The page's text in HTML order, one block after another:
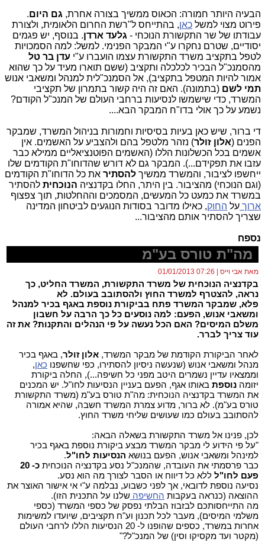
הבעיה היותר חמורה: הכאוס ממשיך בצורה אחרת, גם היום.
פירוט מצוי למשל כאן, בהתייחס ל"רשת החרום הלאומית, ולצורת
עבודתו של שר התקשורת הנוכחי - גלעד ארדן. בנוסף, יש פגמים
יסודיים, שטרם נחקרו ע"י המבקר הפנימי. למשל: למה הסמכויות
לטפל בתקציב משרד התקשורת עצמו הועברו ע"י עדן בר טל
מהסמנכ"ל הבכיר לכלכלה ותקציב (ששם תוארו מעיד על כך שהוא
אמור להיות המטפל בתקציב), אל הסמנכ"לית למנהל ומשאבי אנוש
תמי לשם (בתמונה). האם זה היה קשור בתמרון של תקציבי
המשרד, כדי שישמשו לנסיעות ברחבי העולם של המנכ"ל הקודם?
נשמע על כך אולי בדו"ח המבקר הבא....
די ברור, שיש כאן בעיות בסיסיות וחמורות בניהול המשרד, שמבקר
הפנים (אלון זולר) נזהר מלטפל בהם ולהצביע על האשמים. אין
אשמים בכל הכשלונות הללו (האשמים הפוטנציאליים ממילא כבר
עזבו את תפקידם...). המבקר גם לא דורש שהדוחו"ת הקודמים שלו
ייחשפו לציבור, והמשרד ממשיך להסתיר את כל הדוחו"ת הקודמים
(וגם הנוכחי) מהציבור. בין היתר, החלו בקדנציה הנוכחית להסתיר
במשרד את כמעט כל המעשים, המסמכים וההחלטות, תוך צפצוף
ארוך על החוק, כאילו מדובר בסודות הנוגעים לביטחון המדינה
שצריך להסתיר אותם מהציבור...
נספח
מה"ת טורס בע"מ
מאת אבי וייס | 07:26 01/01/2013
בקדנציה הנוכחית של משרד התקשורת, המשרד החליט, כך
נראה, להצטרף למשרד החוץ ולהסתובב בעולם. לא
פלא, שמבקר המשרד פתח בביקורת נוספת באגף בכיר למנהל
ומשאבי אנוש, הפעם: למה נוסעים כל כך הרבה על חשבון
משלם המיסים? האם הכל נעשה על פי הנהלים והתקנות? את זה
עוד צריך לברר.
לאחר הביקורת הקודמת של מבקר המשרד, אלון זולר, באגף בכיר
מנהל ומשאבי אנוש (שנעשה ניסיון להסתירו, כפי שחשפנו כאן,
וממצאיו עדיין נשמרים היטב מפני כל חשיפה...), החלה ביקורת
יזומה נוספת באותו אגף, הפעם בעניין הנסיעות לחו"ל. יש המכנים
את המשרד בקדנציה הנוכחית: מה"ת טורס בע"מ (משרד התקשורת
טורס בע"מ). לא ברור, מדוע צמרת המשרד חשבה, שהיא אמורה
להסתובב בעולם כמו שעושים שליחי משרד החוץ.
לכן, פנינו אל משרד התקשורת בשאלה הבאה:
"על פי הידוע לי מבקר המשרד מבצע ביקורת נוספת באגף בכיר
למינהל ומשאבי אנוש, הפעם בנושא הנסיעות לחו"ל.
כבר פרסמתי את העובדה, שהמנכ"ל נסע בקדנציה הנוכחית
כ- 20
פעם לחו"ל ללא כל דיווח או הסבר לצורך מה הוא נסע.
נסיעה נוספת לדובאי, אך לפני כשבוע, נבלמה ע"י אי אישור האוצר את
ההוצאה (כנראה בעקבות החשיפה שלנו על התכנית הזו).
מה התייחסותכם לבזבוז הבלתי נפסק של כספי המשרד (כספי
משלמי המיסים), מעבר לכל תכנון וע"ח תקציבים, שיועדו למשימות
אחרות במשרד, כספים שהופנו ל- 20 הנסיעות הללו לרחבי העולם
(מקטר ועד מקסיקו וסין) של המנכ"ל?"